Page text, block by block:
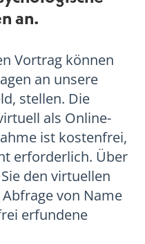
an.
Vortrag können
an unsere
stellen. Die
als Online-
ist kostenfrei,
erforderlich. Über
den virtuellen
von Name
erfundene